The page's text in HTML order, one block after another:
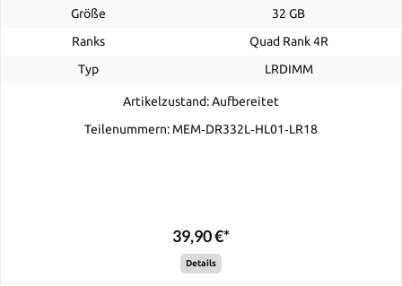
Größe
32 GB
Ranks
Quad Rank 4R
Typ
LRDIMM
Artikelzustand: Aufbereitet
Teilenummern: MEM‐DR332L‐HL01‐LR18
39,90 €*
Details